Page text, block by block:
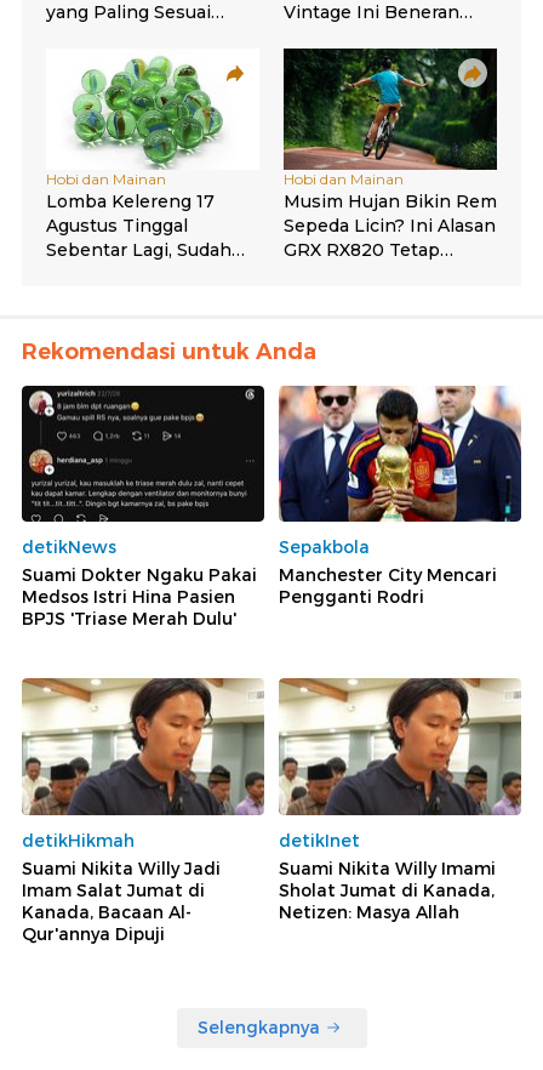
Rekomendasi untuk Anda
detikNews
Suami Dokter Ngaku Pakai
Medsos Istri Hina Pasien
BPJS 'Triase Merah Dulu'
Sepakbola
Manchester City Mencari
Pengganti Rodri
detikHikmah
Suami Nikita Willy Jadi
Imam Salat Jumat di
Kanada, Bacaan Al-
Qur'annya Dipuji
detikInet
Suami Nikita Willy Imami
Sholat Jumat di Kanada,
Netizen: Masya Allah
Selengkapnya